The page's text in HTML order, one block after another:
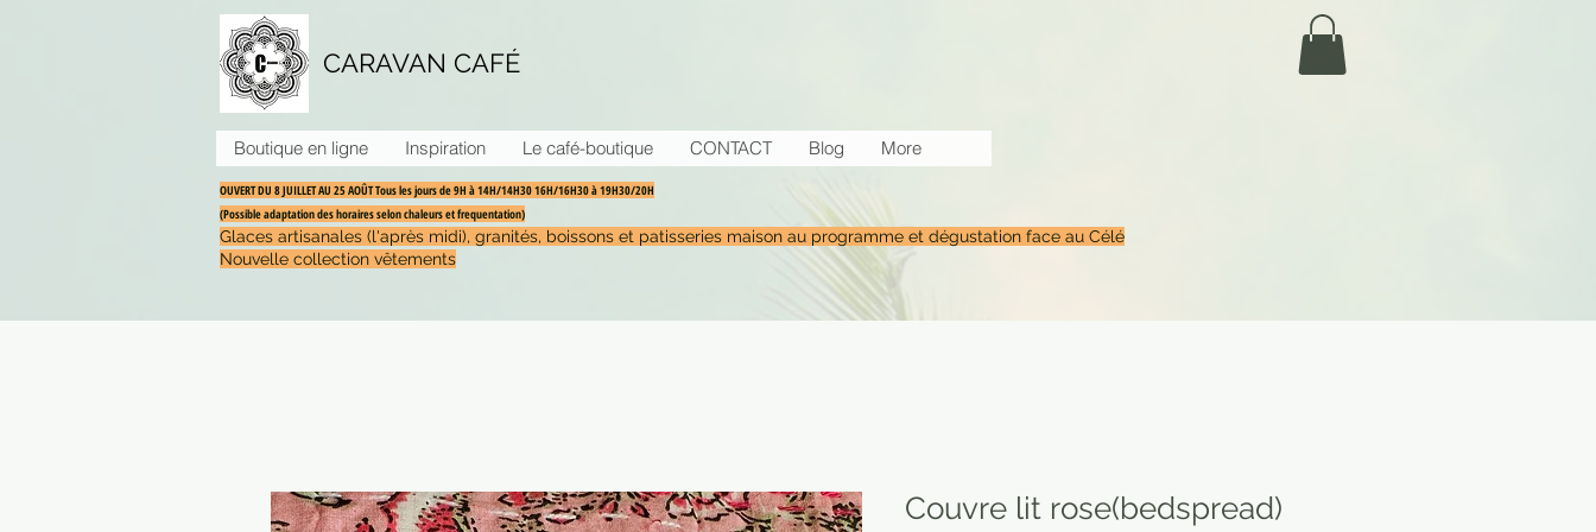
CARAVAN CAFÉ
Boutique en ligne Inspiration Le café-boutique CONTACT Blog More
OUVERT DU 8 JUILLET AU 25 AOÛT Tous les jours de 9H à 14H/14H30 16H/16H30 à 19H30/20H
(Possible adaptation des horaires selon chaleurs et frequentation)
Glaces artisanales (l'après midi), granités, boissons et patisseries maison au programme et dégustation face au Célé
Nouvelle collection vêtements
Couvre lit rose(bedspread)